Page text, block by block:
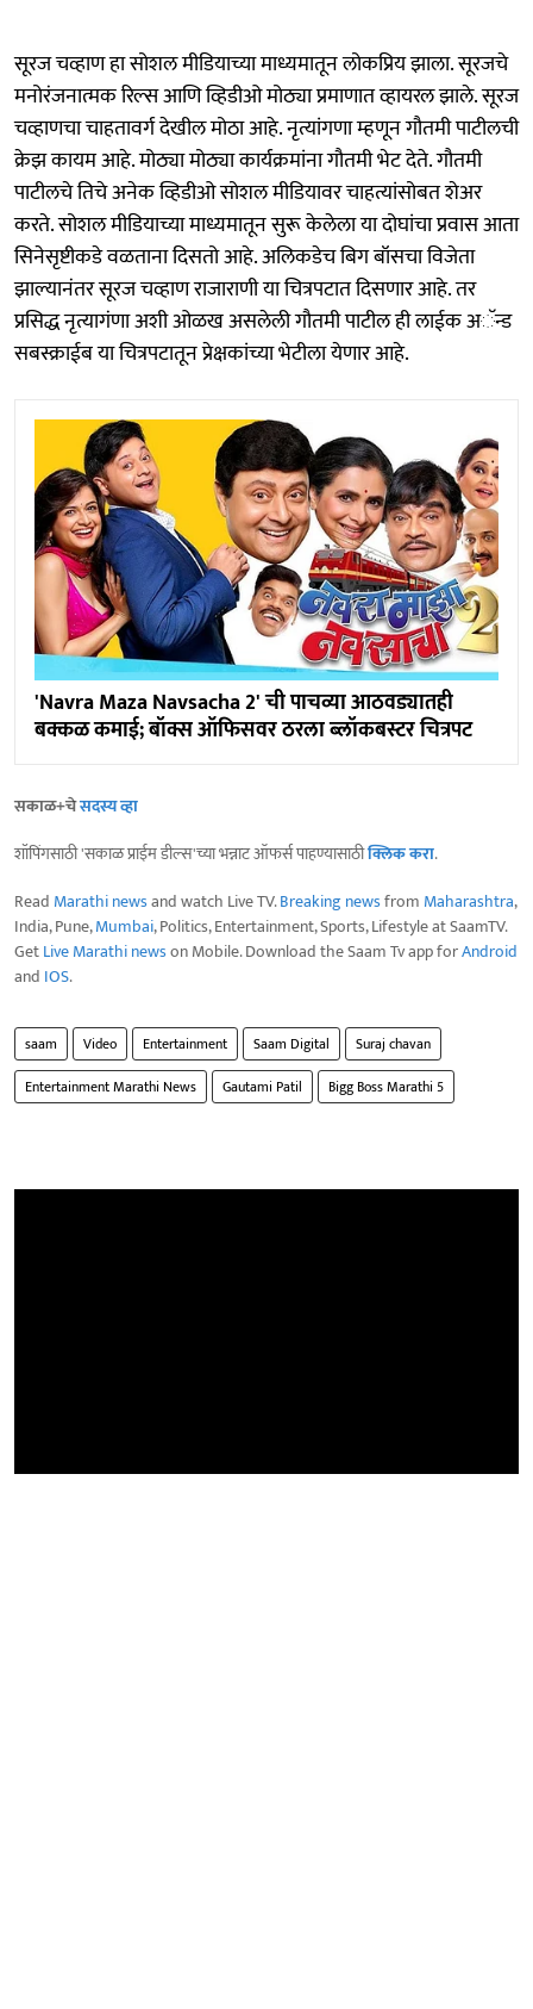
सूरज चव्हाण हा सोशल मीडियाच्या माध्यमातून लोकप्रिय झाला. सूरजचे
मनोरंजनात्मक रिल्स आणि व्हिडीओ मोठ्या प्रमाणात व्हायरल झाले. सूरज
चव्हाणचा चाहतावर्ग देखील मोठा आहे. नृत्यांगणा म्हणून गौतमी पाटीलची
क्रेझ कायम आहे. मोठ्या मोठ्या कार्यक्रमांना गौतमी भेट देते. गौतमी
पाटीलचे तिचे अनेक व्हिडीओ सोशल मीडियावर चाहत्यांसोबत शेअर
करते. सोशल मीडियाच्या माध्यमातून सुरू केलेला या दोघांचा प्रवास आता
सिनेसृष्टीकडे वळताना दिसतो आहे. अलिकडेच बिग बॉसचा विजेता
झाल्यानंतर सूरज चव्हाण राजाराणी या चित्रपटात दिसणार आहे. तर
प्रसिद्ध नृत्यागंणा अशी ओळख असलेली गौतमी पाटील ही लाईक अॅन्ड
सबस्क्राईब या चित्रपटातून प्रेक्षकांच्या भेटीला येणार आहे.
'Navra Maza Navsacha 2' ची पाचव्या आठवड्यातही
बक्कळ कमाई; बॉक्स ऑफिसवर ठरला ब्लॉकबस्टर चित्रपट
सकाळ+चेसदस्य व्हा
शॉपिंगसाठी 'सकाळ प्राईम डील्स'च्या भन्नाट ऑफर्स पाहण्यासाठीक्लिक करा.
Read Marathi newsand watch Live TV.Breaking newsfrom Maharashtra,
India, Pune,Mumbai, Politics, Entertainment, Sports, Lifestyle at SaamTV.
GetLive Marathi newson Mobile. Download the Saam Tv app forAndroid
and IOS.
saam Video Entertainment Saam Digital
Suraj chavan
Entertainment Marathi News
Gautami Patil Bigg Boss Marathi 5